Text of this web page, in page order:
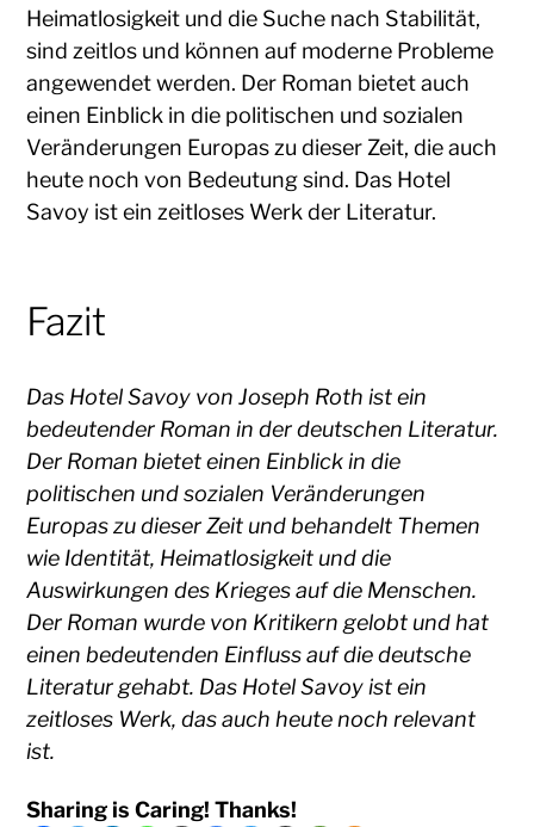
Heimatlosigkeit und die Suche nach Stabilität,
sind zeitlos und können auf moderne Probleme
angewendet werden. Der Roman bietet auch
einen Einblick in die politischen und sozialen
Veränderungen Europas zu dieser Zeit, die auch
heute noch von Bedeutung sind. Das Hotel
Savoy ist ein zeitloses Werk der Literatur.
Fazit
Das Hotel Savoy von Joseph Roth ist ein
bedeutender Roman in der deutschen Literatur.
Der Roman bietet einen Einblick in die
politischen und sozialen Veränderungen
Europas zu dieser Zeit und behandelt Themen
wie Identität, Heimatlosigkeit und die
Auswirkungen des Krieges auf die Menschen.
Der Roman wurde von Kritikern gelobt und hat
einen bedeutenden Einfluss auf die deutsche
Literatur gehabt. Das Hotel Savoy ist ein
zeitloses Werk, das auch heute noch relevant
ist.
Sharing is Caring! Thanks!